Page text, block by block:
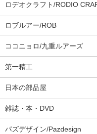
ロデオクラフト/RODIO
ロブルアー/ROB
ココニョロ/九重ルアーズ
第一精工
日本の部品屋
雑誌・本・DVD
パズデザイン/Pazdesign